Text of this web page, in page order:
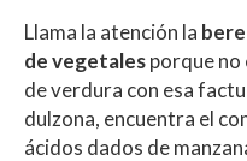
Llama la atención la
de vegetalesporque
de verdura con esa
dulzona, encuentra el
ácidos dados de